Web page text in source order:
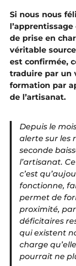
Si nous nous
de prise en
véritable
est confirmée,
traduire par un
formation par
de l’artisanat.
Depuis le
alerte sur les
seconde
l’artisanat.
c’est
fonctionne,
permet de
proximité,
déficitaires
qui existent
charge
pourrait ne